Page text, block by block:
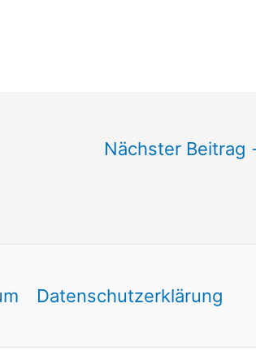
Nächster Beitrag
Datenschutzerklärung